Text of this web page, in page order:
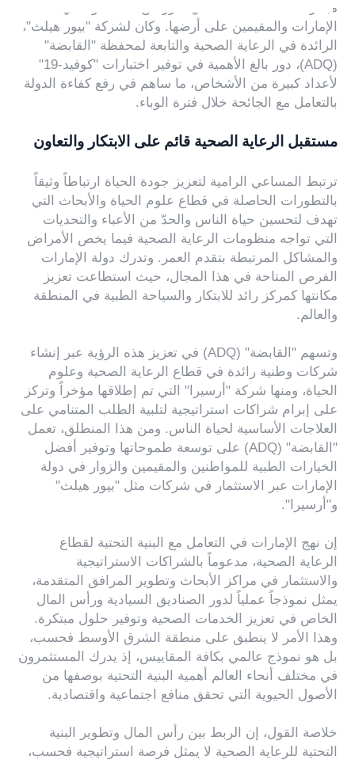
مبادرات الصحة العامة التي تعزز من صحة مواطني
الإمارات والمقيمين على أرضها. وكان لشركة "بيور هيلث"،
الرائدة في الرعاية الصحية والتابعة لمحفظة "القابضة"
(ADQ)، دور بالغ الأهمية في توفير اختبارات "كوفيد-19"
لأعداد كبيرة من الأشخاص، ما ساهم في رفع كفاءة الدولة
بالتعامل مع الجائحة خلال فترة الوباء.
مستقبل الرعاية الصحية قائم على الابتكار والتعاون
ترتبط المساعي الرامية لتعزيز جودة الحياة ارتباطاً وثيقاً
بالتطورات الحاصلة في قطاع علوم الحياة والأبحاث التي
تهدف لتحسين حياة الناس والحدّ من الأعباء والتحديات
التي تواجه منظومات الرعاية الصحية فيما يخص الأمراض
والمشاكل المرتبطة بتقدم العمر. وتدرك دولة الإمارات
الفرص المتاحة في هذا المجال، حيث استطاعت تعزيز
مكانتها كمركز رائد للابتكار والسياحة الطبية في المنطقة
والعالم.
وتسهم "القابضة" (ADQ) في تعزيز هذه الرؤية عبر إنشاء
شركات وطنية رائدة في قطاع الرعاية الصحية وعلوم
الحياة، ومنها شركة "أرسيرا" التي تم إطلاقها مؤخراً وتركز
على إبرام شراكات استراتيجية لتلبية الطلب المتنامي على
العلاجات الأساسية لحياة الناس. ومن هذا المنطلق، تعمل
"القابضة" (ADQ) على توسعة طموحاتها وتوفير أفضل
الخيارات الطبية للمواطنين والمقيمين والزوار في دولة
الإمارات عبر الاستثمار في شركات مثل "بيور هيلث"
و"أرسيرا".
إن نهج الإمارات في التعامل مع البنية التحتية لقطاع
الرعاية الصحية، مدعوماً بالشراكات الاستراتيجية
والاستثمار في مراكز الأبحاث وتطوير المرافق المتقدمة،
يمثل نموذجاً عملياً لدور الصناديق السيادية ورأس المال
الخاص في تعزيز الخدمات الصحية وتوفير حلول مبتكرة.
وهذا الأمر لا ينطبق على منطقة الشرق الأوسط فحسب،
بل هو نموذج عالمي بكافة المقاييس، إذ يدرك المستثمرون
في مختلف أنحاء العالم أهمية البنية التحتية بوصفها من
الأصول الحيوية التي تحقق منافع اجتماعية واقتصادية.
خلاصة القول، إن الربط بين رأس المال وتطوير البنية
التحتية للرعاية الصحية لا يمثل فرصة استراتيجية فحسب،